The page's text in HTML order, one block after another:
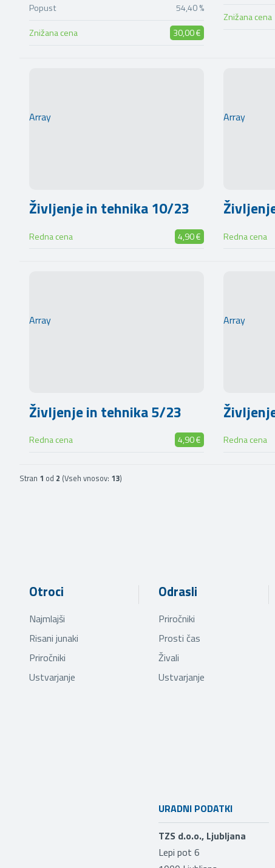
Popust
54,40 %
Znižana cena
30,00 €
Znižana cena
Array
Življenje in tehnika 10/23
Redna cena 4,90 €
Array
Redna cena
Array
Življenje in tehnika 5/23
Redna cena 4,90 €
Array
Redna cena
Stran 1 od 2 (Vseh vnosov: 13)
Otroci
Najmlajši
Risani junaki
Priročniki
Ustvarjanje
Odrasli
Priročniki
Prosti čas
Živali
Ustvarjanje
URADNI PODATKI
TZS d.o.o., Ljubljana
Lepi pot 6